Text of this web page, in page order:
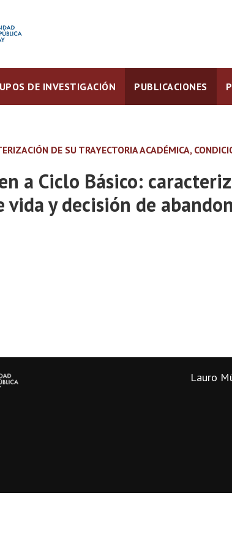
DE INVESTIGACIÓN PUBLICACIONES
DE SU TRAYECTORIA ACADÉMICA,
a Ciclo Básico:
y decisión de
Lauro